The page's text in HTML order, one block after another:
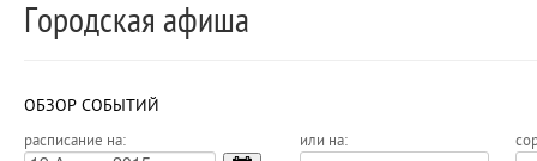
Городская афиша
ОБЗОР СОБЫТИЙ
расписание на: или на: